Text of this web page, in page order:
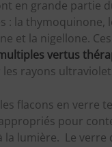
en grande partie
: la thymoquinone,
et la nigellone.
vertus
rayons
flacons en verre
pour
la lumière. Le verre